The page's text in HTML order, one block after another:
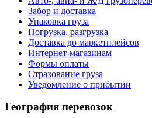
Забор и доставка
Упаковка груза
Погрузка, разгрузка
Доставка до маркетплейсов
Интернет-магазинам
Формы оплаты
Страхование груза
Уведомление о прибытии
География перевозок